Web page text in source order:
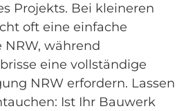
Projekts. Bei kleineren
oft eine einfache
während
eine vollständige
NRW erfordern. Lassen
Ist Ihr Bauwerk